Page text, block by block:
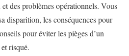
des problèmes opérationnels. Vous
disparition, les conséquences pour
pour éviter les pièges d’un
risqué.